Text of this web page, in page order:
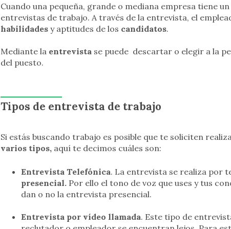
Cuando una pequeña, grande o mediana empresa tiene
entrevistas de trabajo. A través de la entrevista, el
habilidadesy aptitudes de los candidatos.
Mediante la entrevista se puede descartar o elegir a la
del puesto.
Tipos de entrevista de trabajo
Si estás buscando trabajo es posible que te soliciten
varios tipos, aquí te decimos cuáles son:
Entrevista Telefónica. La entrevista se realiza por
presencial.Por ello el tono de voz que uses y tus
dan o no la entrevista presencial.
Entrevista por vídeo llamada. Este tipo de